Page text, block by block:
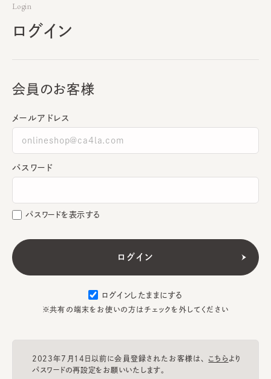
Login
ログイン
会員のお客様
メールアドレス
パスワード
パスワードを表示する
ログインしたままにする
※共有の端末をお使いの方はチェックを外してください
2023年7月14日以前に会員登録されたお客様は、 こちらより
パスワードの再設定をお願いいたします。